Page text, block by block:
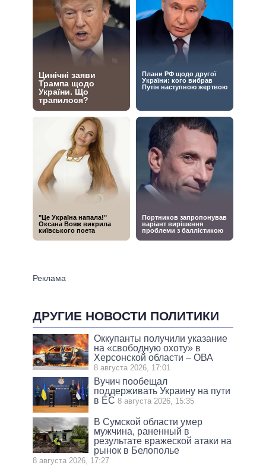
ДРУГИЕ НОВОСТИ ПОЛИТИКИ
Оккупанты получили указание
на «свободную охоту» в
Херсонской области – ОВА
8 августа 2026, 17:01
Вучич пообещал
поддерживать Украину на пути
в ЕС 8 августа 2026, 15:35
В Сумской области умер
мужчина, раненный в
результате вражеской атаки на
рынок в Белополье
8 августа 2026, 17:27